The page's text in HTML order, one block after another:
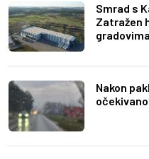
Smrad s
Zatražen
Nakon